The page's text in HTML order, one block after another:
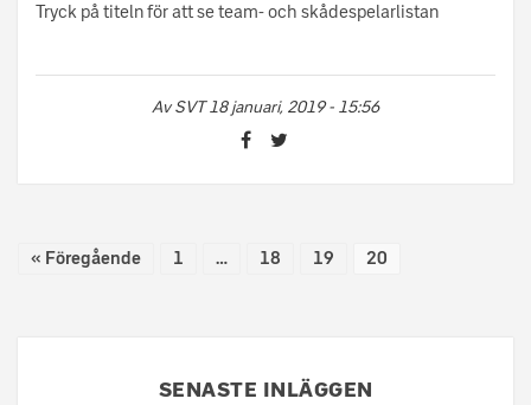
Tryck på titeln för att se team- och skådespelarlistan
AvSVT 18 januari, 2019 - 15:56
« Föregående 1 … 18 19 20
SENASTE INLÄGGEN